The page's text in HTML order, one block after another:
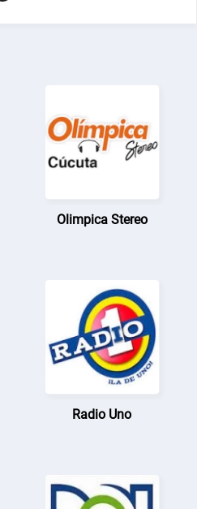
Olimpica Stereo
Radio Uno